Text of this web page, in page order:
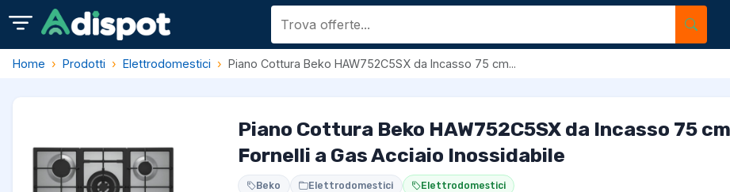
Home Prodotti Elettrodomestici Piano Cottura Beko HAW752C5SX da Incasso 75 cm...
Piano Cottura Beko HAW752C5SX da Incasso 75
Fornelli a Gas Acciaio Inossidabile
Beko Elettrodomestici Elettrodomestici